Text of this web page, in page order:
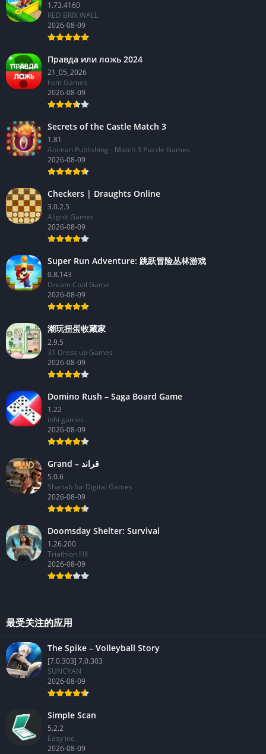
1.73.4160
RED BRIX WALL
2026-08-09
Правда или ложь 2024
21_05_2026
Fam Games
2026-08-09
Secrets of the Castle Match 3
1.81
Animan Publishing - Match 3 Puzzle Games
2026-08-09
Checkers | Draughts Online
3.0.2.5
AlignIt Games
2026-08-09
Super Run Adventure: 跳跃冒险丛林游戏
0.8.143
Dream Cool Game
2026-08-09
潮玩扭蛋收藏家
2.9.5
31 Dress up Games
2026-08-09
Domino Rush – Saga Board Game
1.22
inhi games
2026-08-09
Grand – قراند
5.0.6
Shanab for Digital Games
2026-08-09
Doomsday Shelter: Survival
1.26.200
Triathlon HK
2026-08-09
最受关注的应用
The Spike – Volleyball Story
[7.0.303] 7.0.303
SUNCYAN
2026-08-09
Simple Scan
5.2.2
Easy inc.
2026-08-09